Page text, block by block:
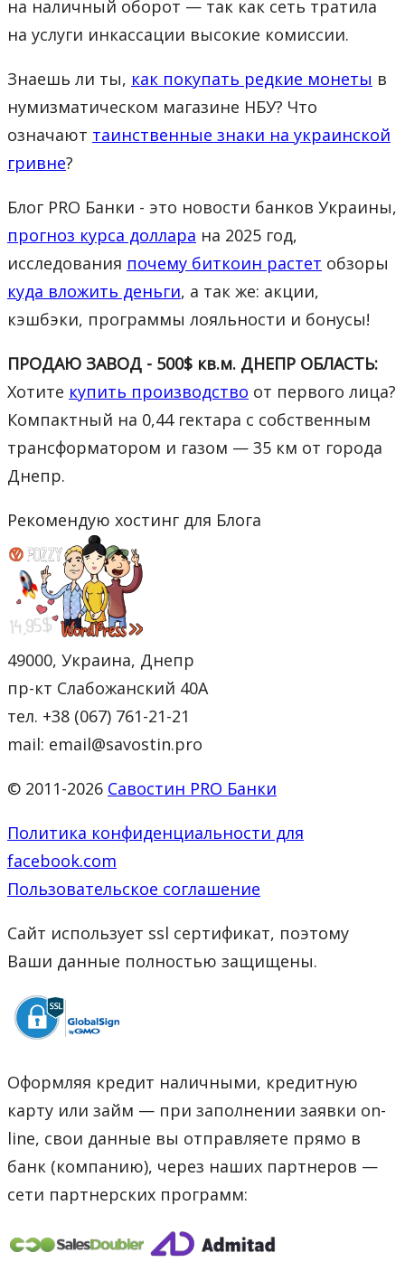
на наличный оборот — так как сеть тратила
на услуги инкассации высокие комиссии.
Знаешь ли ты, как покупать редкие монеты в
нумизматическом магазине НБУ? Что
означают таинственные знаки на украинской
гривне?
Блог PRO Банки - это новости банков Украины,
прогноз курса доллара на 2025 год,
исследования почему биткоин растет обзоры
куда вложить деньги, а так же: акции,
кэшбэки, программы лояльности и бонусы!
ПРОДАЮ ЗАВОД - 500$ кв.м. ДНЕПР ОБЛАСТЬ:
Хотите купить производство от первого лица?
Компактный на 0,44 гектара с собственным
трансформатором и газом — 35 км от города
Днепр.
Рекомендую хостинг для Блога
49000, Украина, Днепр
пр-кт Слабожанский 40А
тел. +38 (067) 761-21-21
mail: email@savostin.pro
© 2011-2026 Савостин PRO Банки
Политика конфиденциальности для
facebook.com
Пользовательское соглашение
Сайт использует ssl сертификат, поэтому
Ваши данные полностью защищены.
Оформляя кредит наличными, кредитную
карту или займ — при заполнении заявки on-
line, свои данные вы отправляете прямо в
банк (компанию), через наших партнеров —
сети партнерских программ: